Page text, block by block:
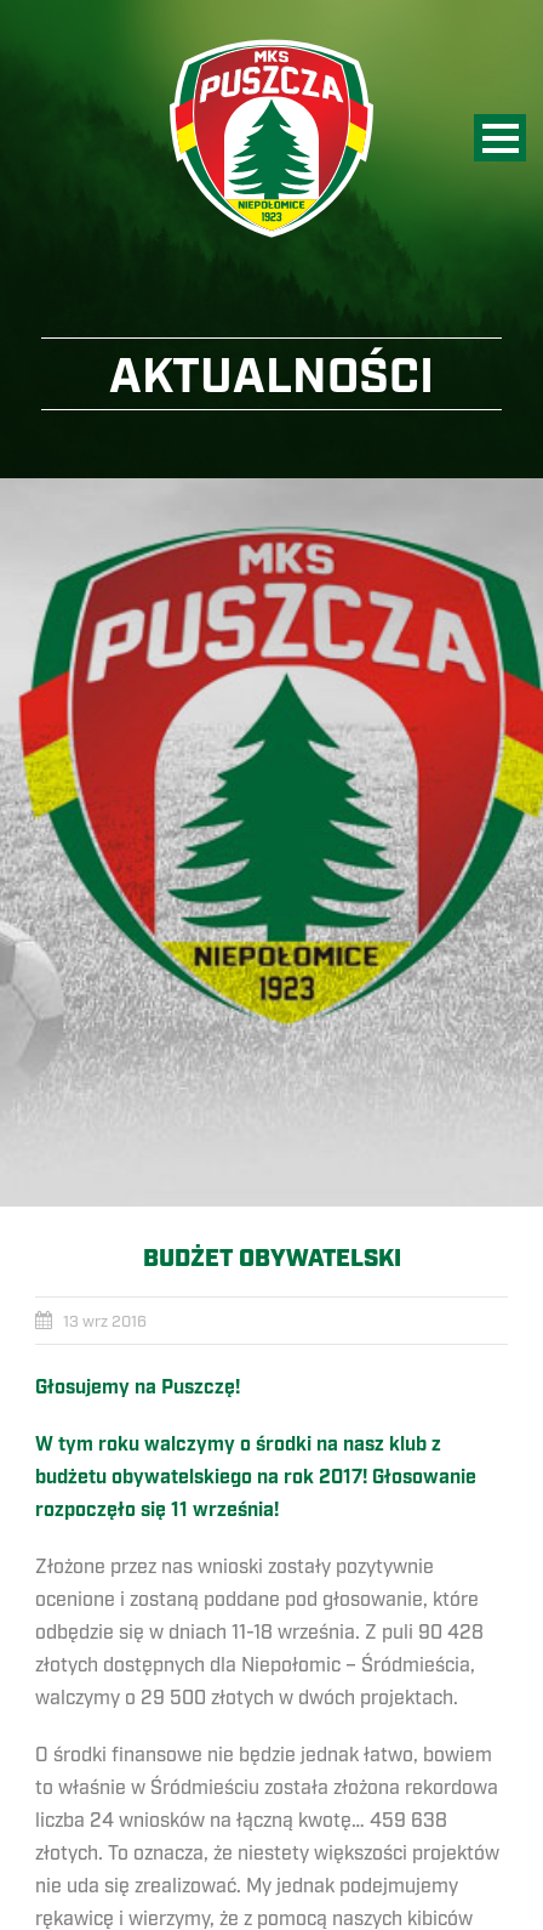
AKTUALNOŚCI
BUDŻET OBYWATELSKI
13 wrz 2016
Głosujemy na Puszczę!
W tym roku walczymy o środki na nasz klub z
budżetu obywatelskiego na rok 2017! Głosowanie
rozpoczęło się 11 września!
Złożone przez nas wnioski zostały pozytywnie
ocenione i zostaną poddane pod głosowanie, które
odbędzie się w dniach 11-18 września. Z puli 90 428
złotych dostępnych dla Niepołomic – Śródmieścia,
walczymy o 29 500 złotych w dwóch projektach.
O środki finansowe nie będzie jednak łatwo, bowiem
to właśnie w Śródmieściu została złożona rekordowa
liczba 24 wniosków na łączną kwotę… 459 638
złotych. To oznacza, że niestety większości projektów
nie uda się zrealizować. My jednak podejmujemy
rękawicę i wierzymy, że z pomocą naszych kibiców